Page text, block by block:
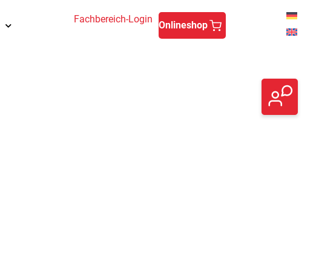
Fachbereich-Login
Onlineshop